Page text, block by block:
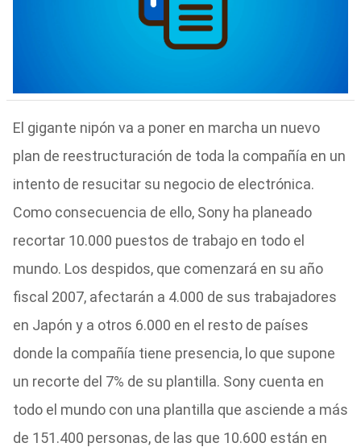
El gigante nipón va a poner en marcha un nuevo
plan de reestructuración de toda la compañía en un
intento de resucitar su negocio de electrónica.
Como consecuencia de ello, Sony ha planeado
recortar 10.000 puestos de trabajo en todo el
mundo. Los despidos, que comenzará en su año
fiscal 2007, afectarán a 4.000 de sus trabajadores
en Japón y a otros 6.000 en el resto de países
donde la compañía tiene presencia, lo que supone
un recorte del 7% de su plantilla. Sony cuenta en
todo el mundo con una plantilla que asciende a más
de 151.400 personas, de las que 10.600 están en